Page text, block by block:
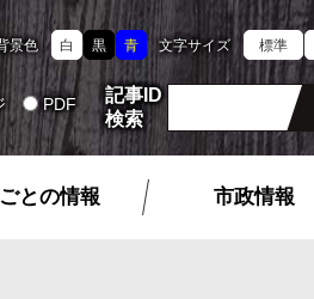
景色 白 黒 青 文字サイズ 標準
PDF
記事ID
検索
との情報 市政情報